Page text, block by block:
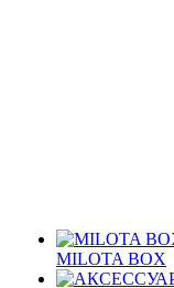
MILOTA BOX